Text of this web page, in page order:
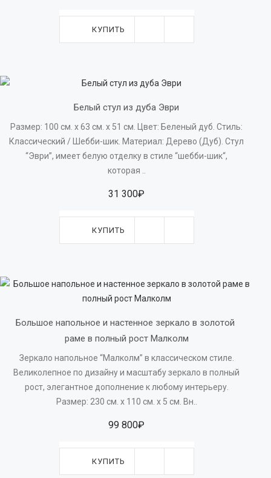
КУПИТЬ
Белый стул из дуба Эври
Размер: 100 см. x 63 см. х 51 см. Цвет: Беленый дуб. Стиль:
Классический / Шебби-шик. Материал: Дерево (Дуб). Стул
“Эври”, имеет белую отделку в стиле “шебби-шик“,
которая ..
31 300₽
КУПИТЬ
Большое напольное и настенное зеркало в золотой
раме в полный рост Малколм
Зеркало напольное “Малколм” в классическом стиле.
Великолепное по дизайну и масштабу зеркало в полный
рост, элегантное дополнение к любому интерьеру.
Размер: 230 см. х 110 см. х 5 см. Вн..
99 800₽
КУПИТЬ